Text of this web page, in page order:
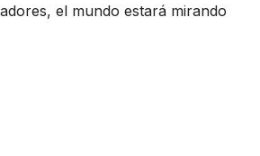
el mundo estará mirando